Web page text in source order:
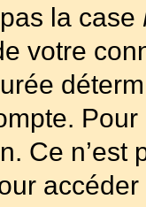
la case
votre
Ce